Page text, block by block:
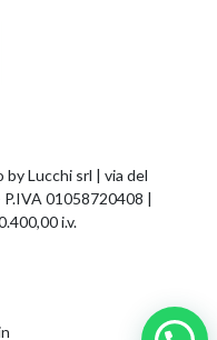
Lucchi srl | via del
P.IVA 01058720408 |
i.v.